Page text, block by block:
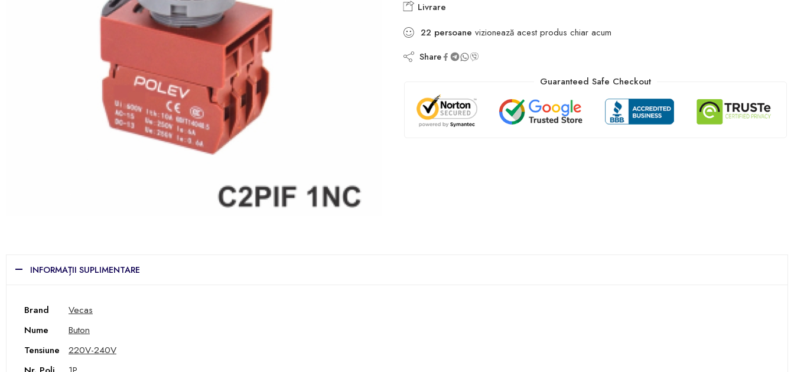
Livrare
22 persoane vizionează acest produs chiar acum
Share
Guaranteed Safe Checkout
INFORMAȚII SUPLIMENTARE
Brand
Vecas
Nume
Buton
Tensiune
220V-240V